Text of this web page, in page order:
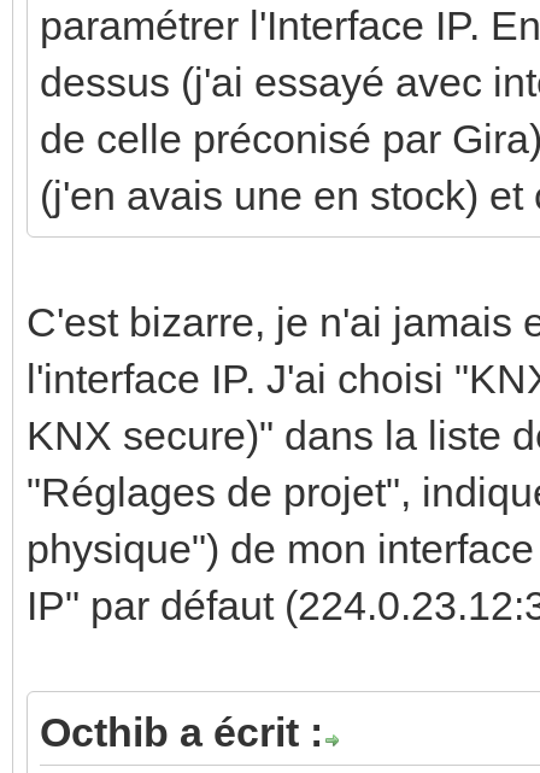
paramétrer l'Interface IP.
dessus (j'ai essayé avec
de celle préconisé par
(j'en avais une en stock)
C'est bizarre, je n'ai jamais
l'interface IP. J'ai choisi
KNX secure)" dans la liste
"Réglages de projet",
physique") de mon
IP" par défaut
Octhib a écrit :